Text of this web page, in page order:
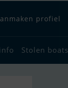
profiel
Stolen boats